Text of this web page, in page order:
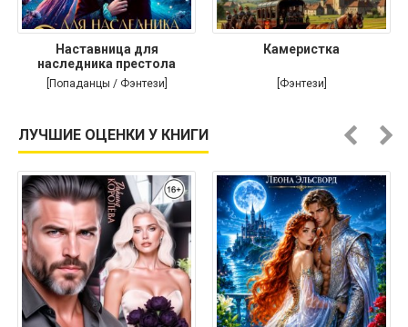
Наставница для
наследника престола
[Попаданцы / Фэнтези]
Камеристка
[Фэнтези]
ЛУЧШИЕ ОЦЕНКИ У КНИГИ